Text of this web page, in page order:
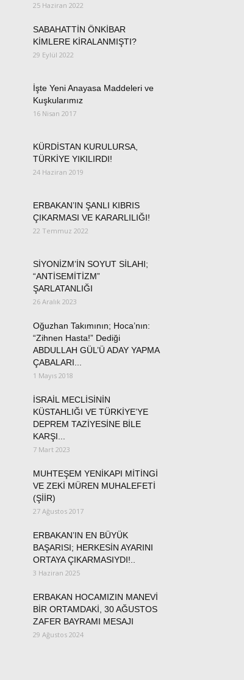
25 Haziran 2022
SABAHATTİN ÖNKİBAR
KİMLERE KİRALANMIŞTI?
29 Eylül 2022
İşte Yeni Anayasa Maddeleri ve
Kuşkularımız
16 Nisan 2017
KÜRDİSTAN KURULURSA,
TÜRKİYE YIKILIRDI!
24 Haziran 2019
ERBAKAN’IN ŞANLI KIBRIS
ÇIKARMASI VE KARARLILIĞI!
22 Temmuz 2022
SİYONİZM’İN SOYUT SİLAHI;
“ANTİSEMİTİZM”
ŞARLATANLIĞI
26 Aralık 2023
Oğuzhan Takımının; Hoca’nın:
“Zihnen Hasta!” Dediği
ABDULLAH GÜL’Ü ADAY YAPMA
ÇABALARI...
1 Mayıs 2018
İSRAİL MECLİSİNİN
KÜSTAHLIĞI VE TÜRKİYE’YE
DEPREM TAZİYESİNE BİLE
KARŞI...
7 Mart 2023
MUHTEŞEM YENİKAPI MİTİNGİ
VE ZEKİ MÜREN MUHALEFETİ
(ŞİİR)
27 Ağustos 2017
ERBAKAN’IN EN BÜYÜK
BAŞARISI; HERKESİN AYARINI
ORTAYA ÇIKARMASIYDI!..
3 Haziran 2025
ERBAKAN HOCAMIZIN MANEVİ
BİR ORTAMDAKİ, 30 AĞUSTOS
ZAFER BAYRAMI MESAJI
29 Ağustos 2024